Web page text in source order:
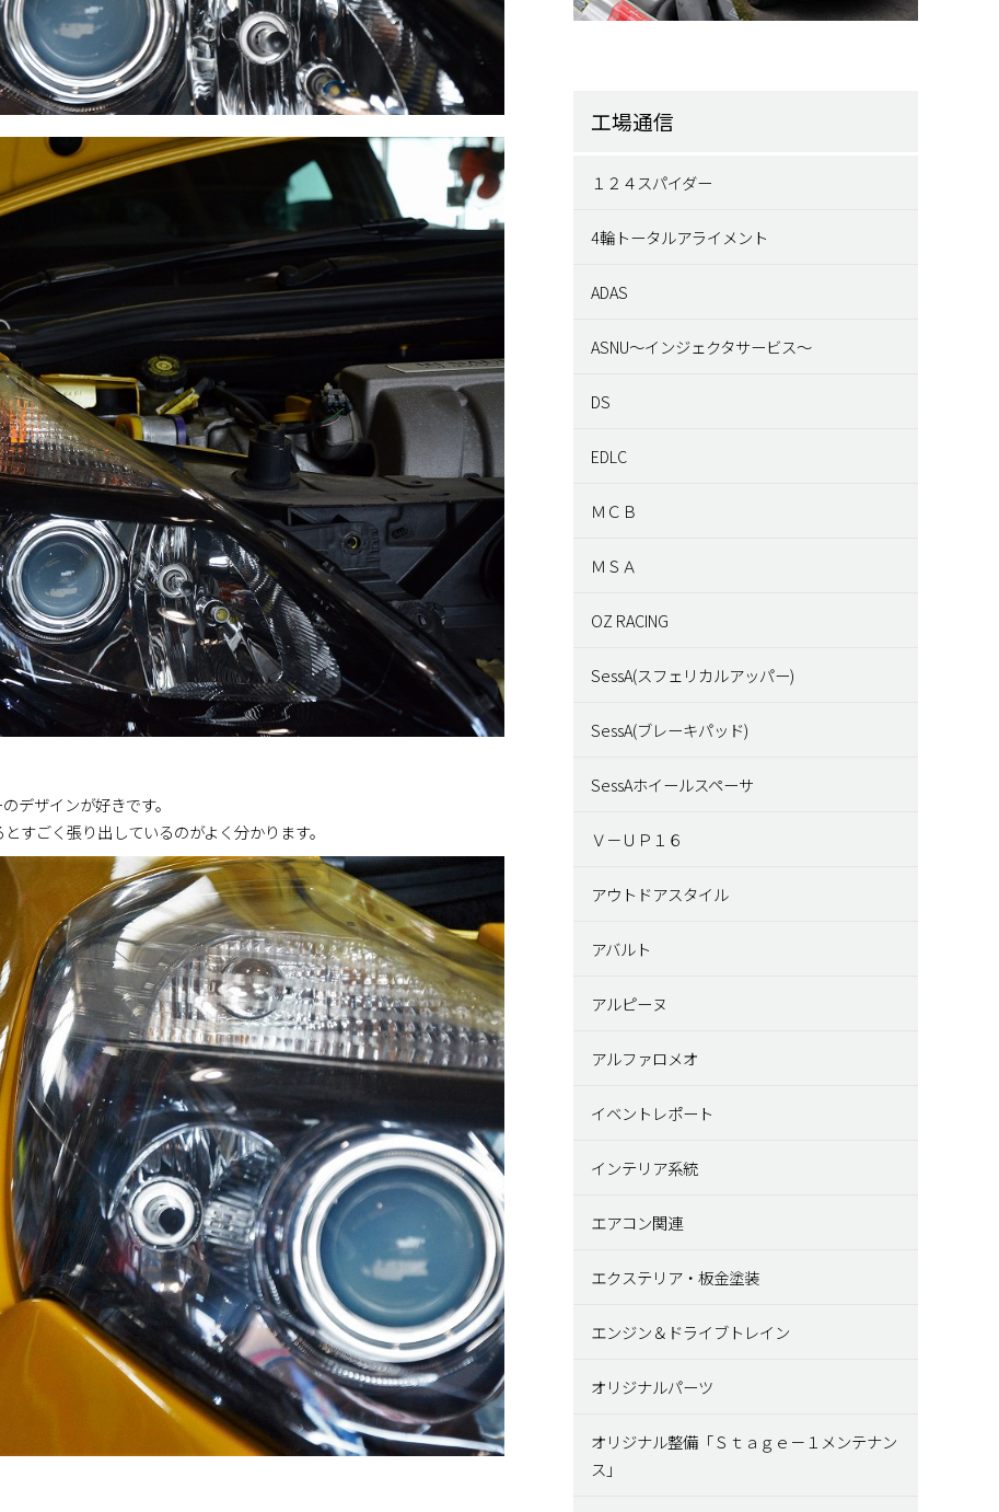
デザインが好きです。
すごく張り出しているのがよく分かります。
工場通信
１２４スパイダー
4輪トータルアライメント
ADAS
ASNU～インジェクタサービス～
DS
EDLC
ＭＣＢ
ＭＳＡ
OZ RACING
SessA(スフェリカルアッパー)
SessA(ブレーキパッド)
SessAホイールスペーサ
Ｖ－ＵＰ１６
アウトドアスタイル
アバルト
アルピーヌ
アルファロメオ
イベントレポート
インテリア系統
エアコン関連
エクステリア・板金塗装
エンジン＆ドライブトレイン
オリジナルパーツ
オリジナル整備「Ｓｔａｇｅ－１メンテナン
ス」